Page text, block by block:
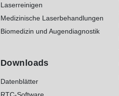
Laserreinigen
Medizinische Laserbehandlungen
Biomedizin und Augendiagnostik
Downloads
Datenblätter